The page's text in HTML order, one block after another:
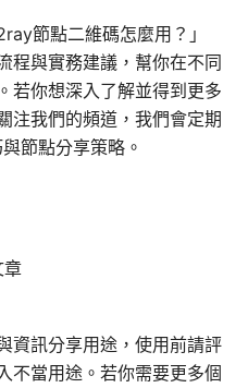
節點二維碼怎麼用？」
程與實務建議，幫你在不同
若你想深入了解並得到更多
注我們的頻道，我們會定期
節點分享策略。
章
資訊分享用途，使用前請評
不當用途。若你需要更多個